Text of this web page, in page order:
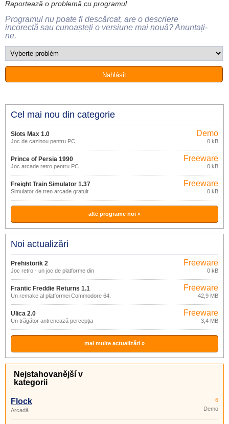
Raportează o problemă cu programul
Programul nu poate fi descărcat, are o descriere
incorectă sau cunoașteți o versiune mai nouă? Anunțați-
ne.
Cel mai nou din categorie
Slots Max 1.0
Joc de cazinou pentru PC
Demo
0 kB
Prince of Persia 1990
Joc arcade retro pentru PC
Freeware
0 kB
Freight Train Simulator 1.37
Simulator de tren arcade gratuit
Freeware
0 kB
alte programe noi »
Noi actualizări
Prehistorik 2
Joc retro - un joc de platforme din
Freeware
0 kB
Frantic Freddie Returns 1.1
Un remake al platformei Commodore 64.
Freeware
42,9 MB
Ulica 2.0
Un trăgător antrenează percepția
jucătorului.
Freeware
3,4 MB
mai multe actualizări »
Nejstahovanější v
kategorii
Flock
Arcadă.
6
Demo